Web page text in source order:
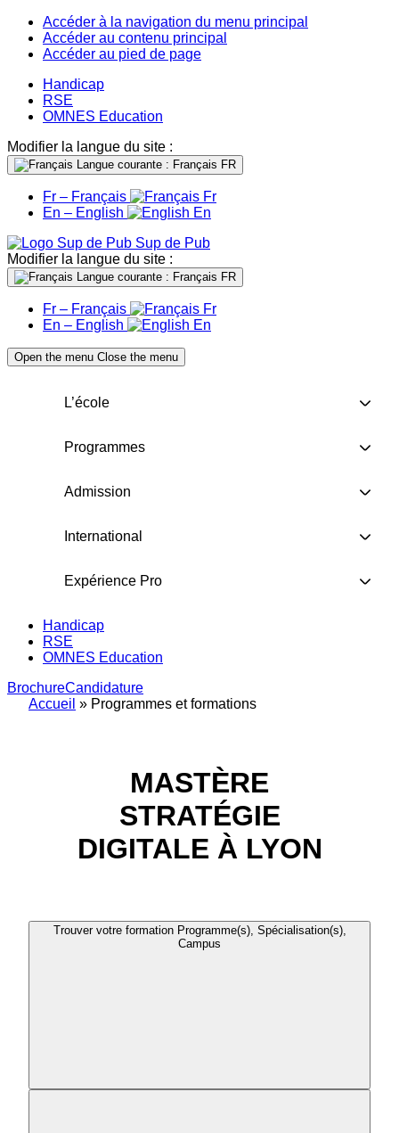
Accéder à la navigation du menu principal
Accéder au contenu principal
Accéder au pied de page
Handicap
RSE
OMNES Education
Modifier la langue du site :
Langue courante : Français FR
Fr – Français
Fr
En – English
En
Sup de Pub
Modifier la langue du site :
Langue courante : Français FR
Fr – Français
Fr
En – English
En
Open the menu Close the menu
L’école
Programmes
Admission
International
Expérience Pro
Handicap
RSE
OMNES Education
BrochureCandidature
Accueil » Programmes et formations
MASTÈRE
STRATÉGIE
DIGITALE À LYON
Trouver votre formation Programme(s), Spécialisation(s),
Campus